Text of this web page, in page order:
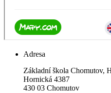
Adresa
Základní škola Chomutov,
Hornická 4387
430 03 Chomutov